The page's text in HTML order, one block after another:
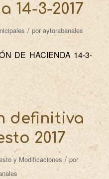
14-3-2017
/ poraytorabanales
DE HACIENDA 14-3-
definitiva
2017
y Modificaciones / por